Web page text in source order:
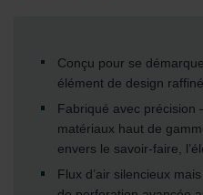
Conçu pour se
élément de design
Fabriqué avec précision
matériaux haut de
envers le savoir-faire,
Flux d’air silencieux